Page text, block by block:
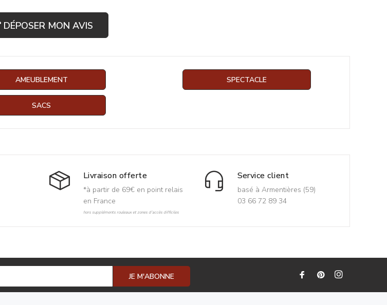
DÉPOSER MON AVIS
AMEUBLEMENT SPECTACLE
SACS
Livraison offerte
*à partir de 69€ en point relais
en France
hors suppléments rouleaux et zones d'accès difficiles
Service client
basé à Armentières (59)
03 66 72 89 34
JE M'ABONNE